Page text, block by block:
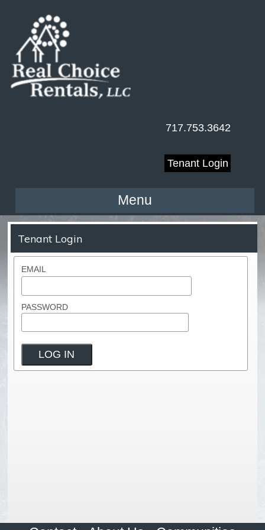
717.753.3642
Tenant Login
Menu
Tenant Login
EMAIL
PASSWORD